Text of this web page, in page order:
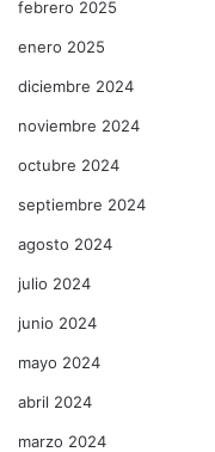
febrero 2025
enero 2025
diciembre 2024
noviembre 2024
octubre 2024
septiembre 2024
agosto 2024
julio 2024
junio 2024
mayo 2024
abril 2024
marzo 2024